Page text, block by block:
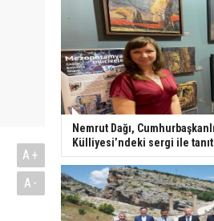
A+
A-
Nemrut Dağı,
Külliyesi’ndeki sergi ile